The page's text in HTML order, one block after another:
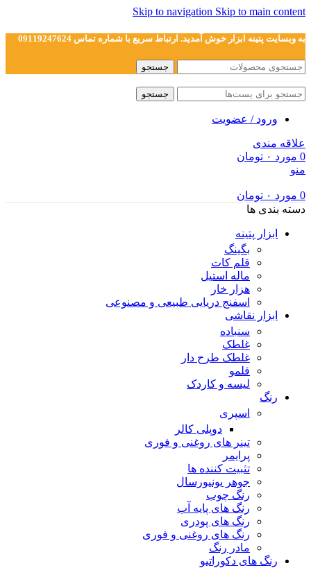
Skip to navigation Skip to main content
به وبسایت پتینه ابزار خوش آمدید. ارتباط سریع با شماره تماس 09119247624
جستجو
جستجو
ورود / عضویت
علاقه مندی
0 مورد ۰ تومان
منو
0 مورد ۰ تومان
دسته بندی ها
ابزار پتینه
بگینگ
قلم کات
ماله استیل
هزار خار
اسفنج دریایی طبیعی و مصنوعی
ابزار نقاشی
سنباده
غلطک
غلطک طرح دار
قلمو
لیسه و کاردک
رنگ
اسپری
دوپلی کالر
تینر های روغنی و فوری
پرایمر
تثبیت کننده ها
جوهر یونیورسال
رنگ چوب
رنگ‌ های پایه آب
رنگ های پودری
رنگ‌ های روغنی و فوری
مادر رنگ
رنگ های دکوراتیو